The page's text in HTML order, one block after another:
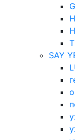
SAY